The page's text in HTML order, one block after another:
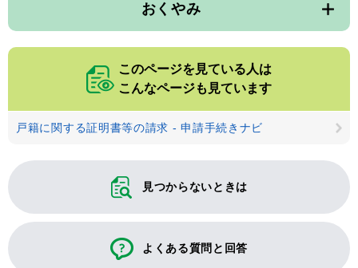
おくやみ
このページを見ている人は
こんなページも見ています
戸籍に関する証明書等の請求 - 申請手続きナビ
見つからないときは
よくある質問と回答